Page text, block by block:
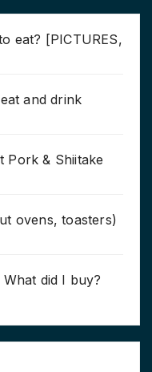
eat? [PICTURES,
and drink
Pork & Shiitake
ovens, toasters)
did I buy?